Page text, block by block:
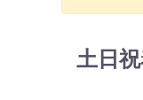
土日